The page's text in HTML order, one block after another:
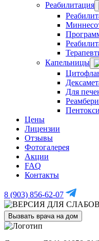
Реабилитация
Капельницы
Для
Цены
Лицензии
Отзывы
Фотогалерея
Акции
FAQ
Контакты
8 (903) 856-62-07
Вызвать врача на дом